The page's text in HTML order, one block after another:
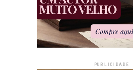
PUBLICIDADE